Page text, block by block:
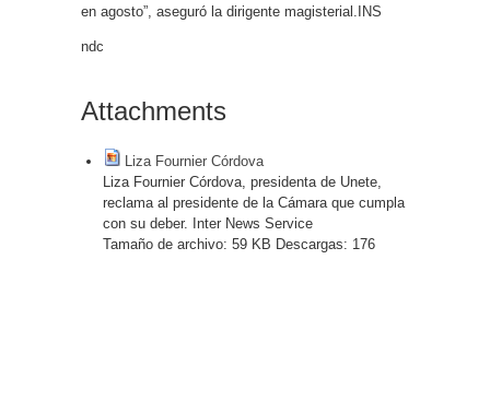
en agosto”, aseguró la dirigente magisterial.INS
ndc
Attachments
Liza Fournier Córdova
Liza Fournier Córdova, presidenta de Unete,
reclama al presidente de la Cámara que cumpla
con su deber. Inter News Service
Tamaño de archivo: 59 KB Descargas: 176